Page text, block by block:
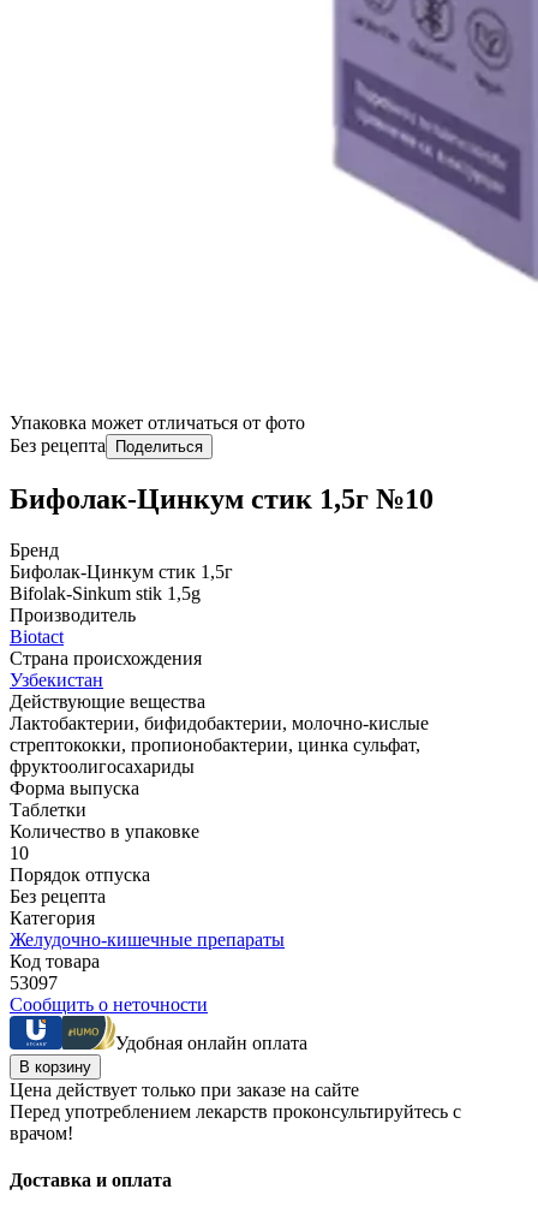
Упаковка может отличаться от фото
Без рецепта
Поделиться
Бифолак-Цинкум стик 1,5г №10
Бренд
Бифолак-Цинкум стик 1,5г
Bifolak-Sinkum stik 1,5g
Производитель
Biotact
Страна происхождения
Узбекистан
Действующие вещества
Лактобактерии, бифидобактерии, молочно-кислые
стрептококки, пропионобактерии, цинка сульфат,
фруктоолигосахариды
Форма выпуска
Таблетки
Количество в упаковке
10
Порядок отпуска
Без рецепта
Категория
Желудочно-кишечные препараты
Код товара
53097
Сообщить о неточности
Удобная онлайн оплата
В корзину
Цена действует только при заказе на сайте
Перед употреблением лекарств проконсультируйтесь с
врачом!
Доставка и оплата